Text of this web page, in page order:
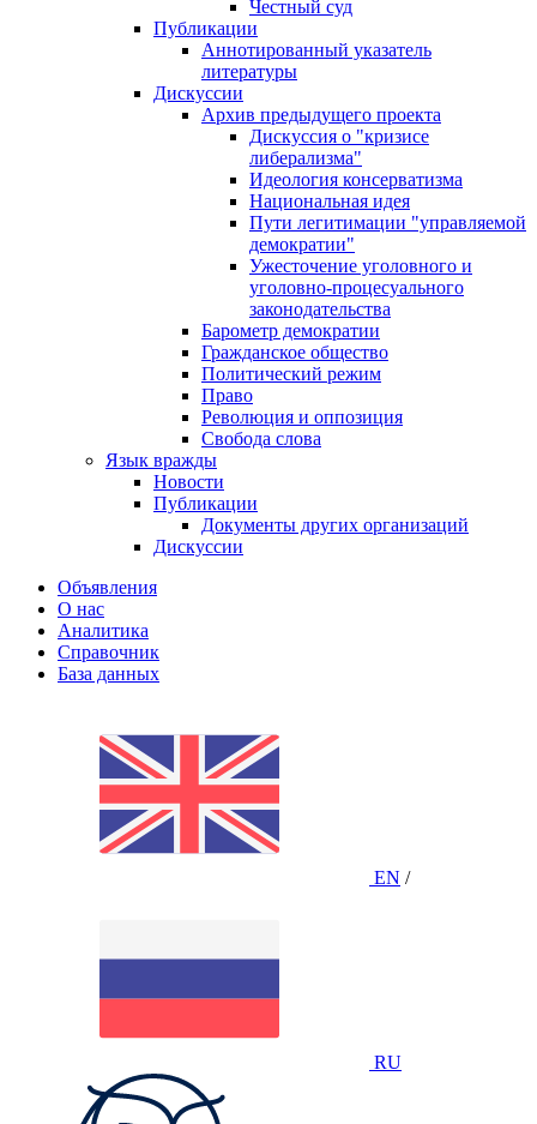
Честный суд
Публикации
Аннотированный указатель
литературы
Дискуссии
Архив предыдущего проекта
Дискуссия о "кризисе
либерализма"
Идеология консерватизма
Национальная идея
Пути легитимации "управляемой
демократии"
Ужесточение уголовного и
уголовно-процесуального
законодательства
Барометр демократии
Гражданское общество
Политический режим
Право
Революция и оппозиция
Свобода слова
Язык вражды
Новости
Публикации
Документы других организаций
Дискуссии
Объявления
О нас
Аналитика
Справочник
База данных
EN /
RU